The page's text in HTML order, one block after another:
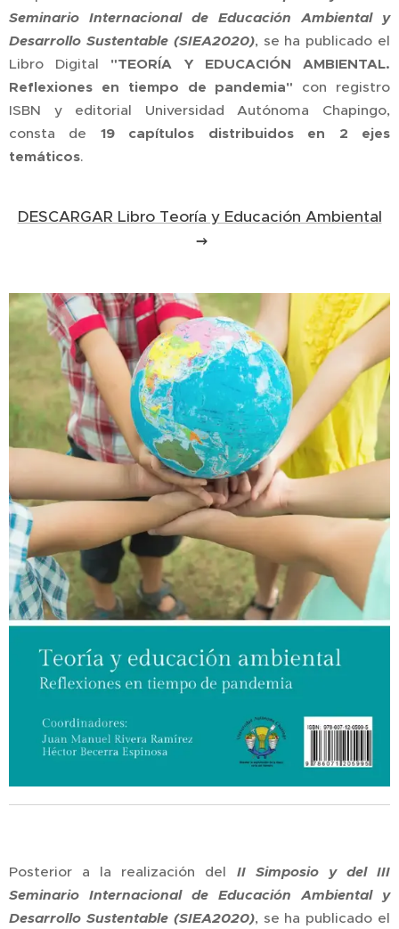
Seminario Internacional de Educación Ambiental y
Desarrollo Sustentable (SIEA2020), se ha publicado el
Libro Digital "TEORÍA Y EDUCACIÓN AMBIENTAL.
Reflexiones en tiempo de pandemia" con registro
ISBN y editorial Universidad Autónoma Chapingo,
consta de 19 capítulos distribuidos en 2 ejes
temáticos.
DESCARGAR Libro Teoría y Educación Ambiental
Posterior a la realización del II Simposio y del III
Seminario Internacional de Educación Ambiental y
Desarrollo Sustentable (SIEA2020), se ha publicado el